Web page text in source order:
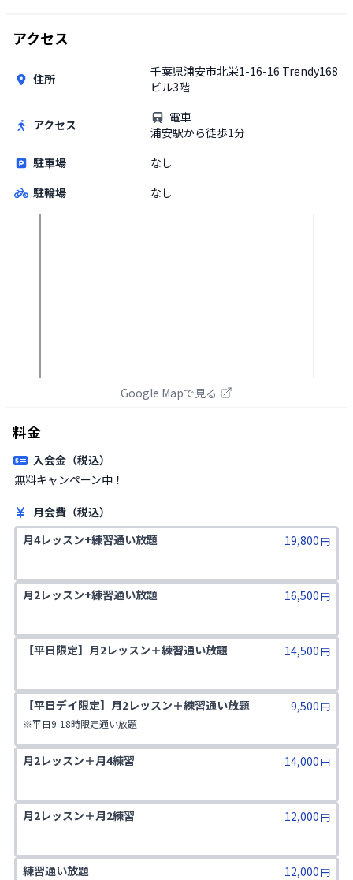
アクセス
住所
千葉県浦安市北栄1-16-16 Trendy168
ビル3階
アクセス
電車
浦安駅から徒歩1分
駐車場
なし
駐輪場
なし
Google Mapで見る
料金
入会金（税込）
無料キャンペーン中！
月会費（税込）
月4レッスン+練習通い放題
19,800円
月2レッスン+練習通い放題 16,500円
【平日限定】月2レッスン＋練習通い放題 14,500円
【平日デイ限定】月2レッスン＋練習通い放題 9,500円
※平日9-18時限定通い放題
月2レッスン＋月4練習 14,000円
月2レッスン＋月2練習 12,000円
練習通い放題 12,000円